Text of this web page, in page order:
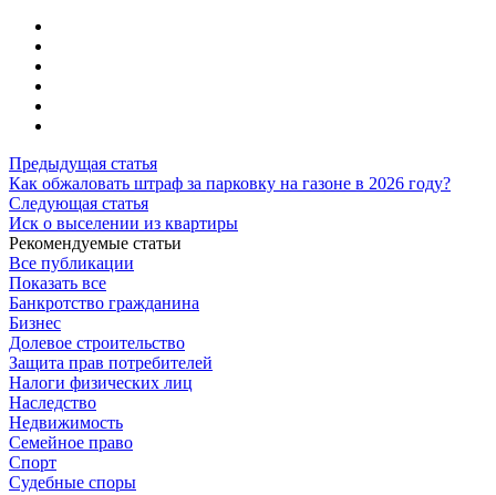
Предыдущая статья
Как обжаловать штраф за парковку на газоне в 2026 году?
Следующая статья
Иск о выселении из квартиры
Рекомендуемые статьи
Все публикации
Показать все
Банкротство гражданина
Бизнес
Долевое строительство
Защита прав потребителей
Налоги физических лиц
Наследство
Недвижимость
Семейное право
Спорт
Судебные споры